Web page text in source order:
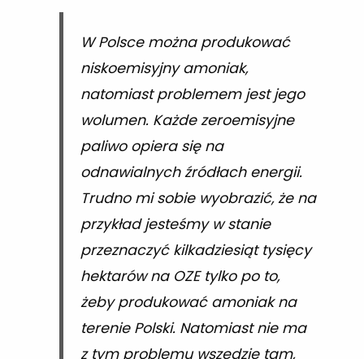
W Polsce można produkować
niskoemisyjny amoniak,
natomiast problemem jest jego
wolumen. Każde zeroemisyjne
paliwo opiera się na
odnawialnych źródłach energii.
Trudno mi sobie wyobrazić, że na
przykład jesteśmy w stanie
przeznaczyć kilkadziesiąt tysięcy
hektarów na OZE tylko po to,
żeby produkować amoniak na
terenie Polski. Natomiast nie ma
z tym problemu wszędzie tam,